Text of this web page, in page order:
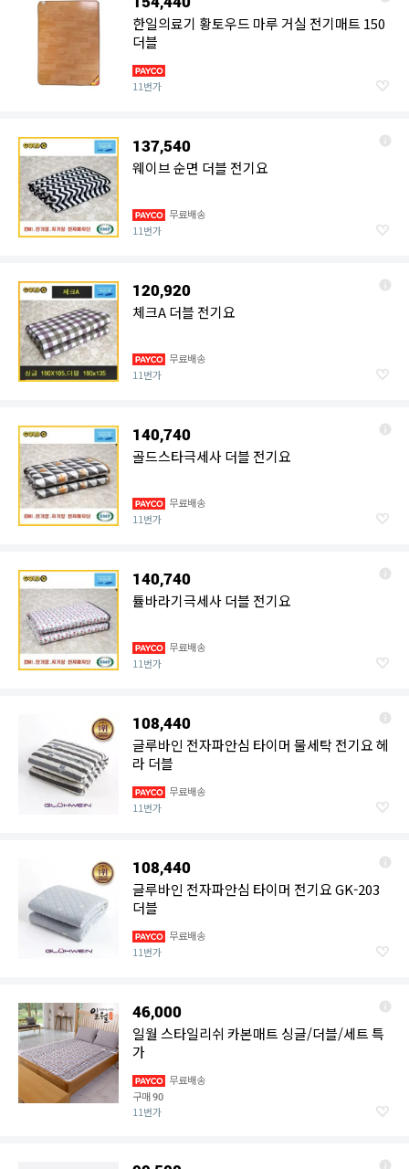
한일의료기 황토우드 마루 거실 전기매트 150
더블
11번가
137,540
웨이브 순면 더블 전기요
무료배송
11번가
120,920
체크A 더블 전기요
무료배송
11번가
140,740
골드스타극세사 더블 전기요
무료배송
11번가
140,740
튤바라기극세사 더블 전기요
무료배송
11번가
108,440
글루바인 전자파안심 타이머 물세탁 전기요 헤
라 더블
무료배송
11번가
108,440
글루바인 전자파안심 타이머 전기요 GK-203
더블
무료배송
11번가
46,000
일월 스타일리쉬 카본매트 싱글/더블/세트 특
가
무료배송
구매90
11번가